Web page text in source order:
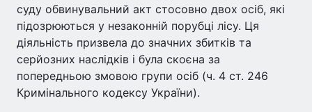
суду обвинувальний акт стосовно двох осіб, які
підозрюються у незаконній порубці лісу. Ця
діяльність призвела до значних збитків та
серйозних наслідків і була скоєна за
попередньою змовою групи осіб (ч. 4 ст. 246
Кримінального кодексу України).